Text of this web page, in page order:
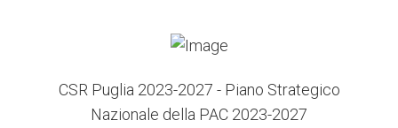
CSR Puglia 2023-2027 - Piano Strategico
Nazionale della PAC 2023-2027